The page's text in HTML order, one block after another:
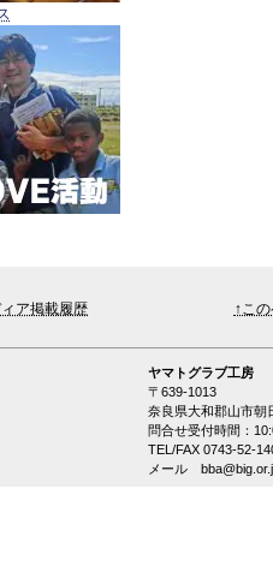
ィア掲載履歴 ↑こ
ヤマトグラブ工房
〒639-1013
奈良県大和郡山市朝
問合せ受付時間：
TEL/FAX 0743-52-
メール